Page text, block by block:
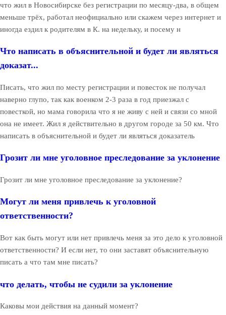
что жил в Новосибирске без регистрации по месяцу-два, в общем
меньше трёх, работал неофициально или скажем через интернет и
иногда ездил к родителям в К. на недельку, и посему н
Что написать в объяснительной и будет ли являться
доказат...
Писать, что жил по месту регистрации и повесток не получал
наверно глупо, так как военком 2-3 раза в год приезжал с
повесткой, но мама говорила что я не живу с ней и связи со мной
она не имеет. Жил я действительно в другом городе за 50 км. Что
написать в объяснительной и будет ли являться доказатель
Грозит ли мне уголовное преследование за уклонение
Грозит ли мне уголовное преследование за уклонение?
Могут ли меня привлечь к уголовной
ответственности?
Вот как быть могут или нет привлечь меня за это дело к уголовной
ответственности? И если нет, то они заставят объяснительную
писать а что там мне писать?
что делать, чтобы не судили за уклонение
Каковы мои действия на данный момент?